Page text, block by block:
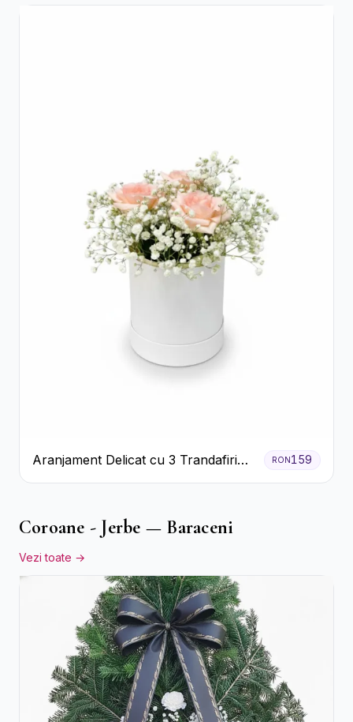
Aranjament Delicat cu 3 Trandafiri
Roz în Cutie Albă
RON159
Coroane - Jerbe — Baraceni
Vezi toate →